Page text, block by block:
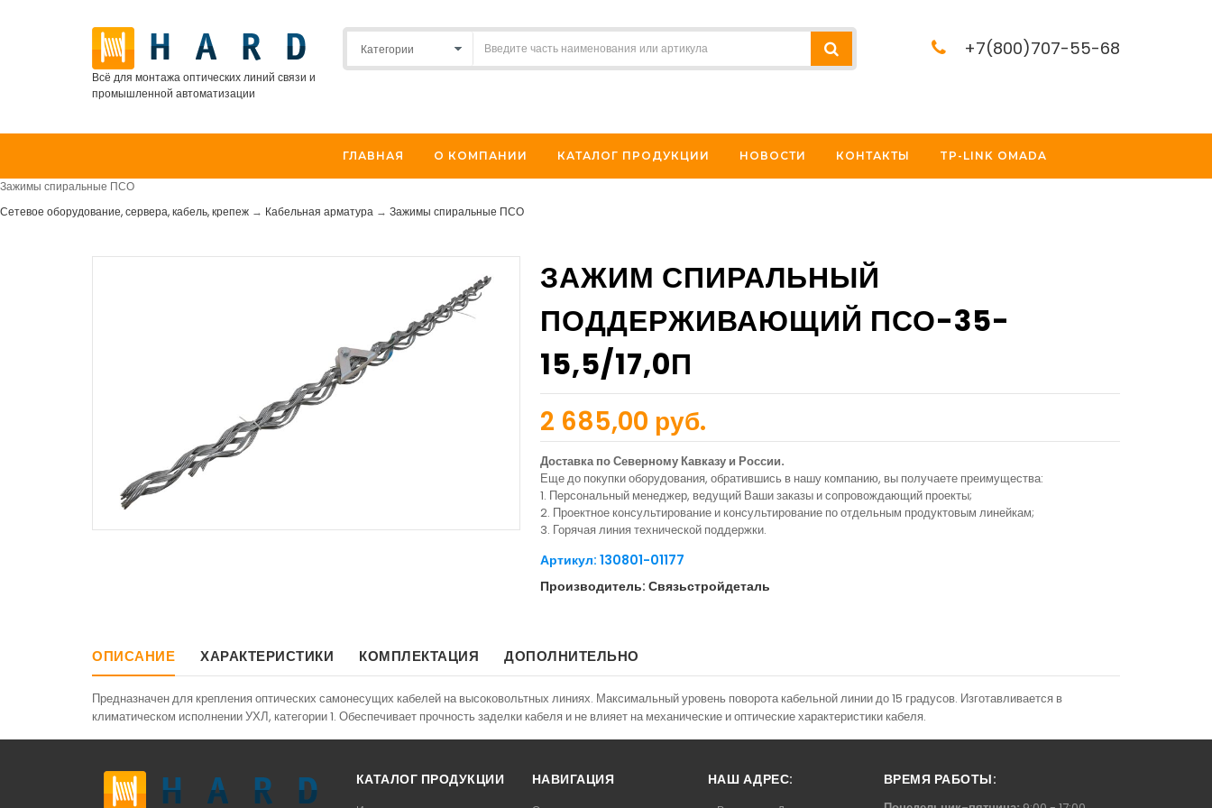
Всё для монтажа оптических линий связи и
промышленной автоматизации
+7(800)707-55-68
ГЛАВНАЯ О КОМПАНИИ КАТАЛОГ ПРОДУКЦИИ НОВОСТИ КОНТАКТЫ TP-LINK OMADA
Зажимы спиральные ПСО
Сетевое оборудование, сервера, кабель, крепеж → Кабельная арматура → Зажимы спиральные ПСО
ЗАЖИМ СПИРАЛЬНЫЙ
ПОДДЕРЖИВАЮЩИЙ ПСО-35-
15,5/17,0П
2 685,00 руб.
Доставка по Северному Кавказу и России.
Еще до покупки оборудования, обратившись в нашу компанию, вы получаете преимущества:
1. Персональный менеджер, ведущий Ваши заказы и сопровождающий проекты;
2. Проектное консультирование и консультирование по отдельным продуктовым линейкам;
3. Горячая линия технической поддержки.
Артикул: 130801-01177
Производитель: Связьстройдеталь
ОПИСАНИЕ ХАРАКТЕРИСТИКИ КОМПЛЕКТАЦИЯ ДОПОЛНИТЕЛЬНО
Предназначен для крепления оптических самонесущих кабелей на высоковольтных линиях. Максимальный уровень поворота кабельной линии до 15 градусов. Изготавливается в
климатическом исполнении УХЛ, категории 1. Обеспечивает прочность заделки кабеля и не влияет на механические и оптические характеристики кабеля.
КАТАЛОГ ПРОДУКЦИИ НАВИГАЦИЯ НАШ АДРЕС: ВРЕМЯ РАБОТЫ: